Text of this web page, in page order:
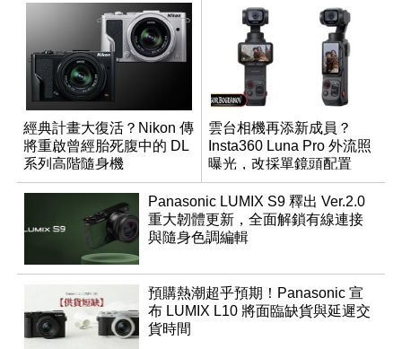
經典計畫大復活？Nikon 傳
將重啟曾經胎死腹中的 DL
系列高階隨身機
雲台相機再添新成員？
Insta360 Luna Pro 外流照
曝光，改採單鏡頭配置
Panasonic LUMIX S9 釋出 Ver.2.0
重大韌體更新，全面解鎖有線連接
與隨身色調編輯
預購熱潮超乎預期！Panasonic 宣
布 LUMIX L10 將面臨缺貨與延遲交
貨時間